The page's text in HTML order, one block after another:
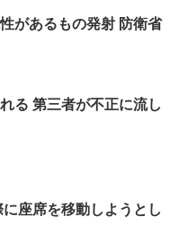
があるもの発射 防衛省
る 第三者が不正に流し
座席を移動しようとし